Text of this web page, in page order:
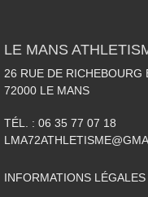
LE MANS
26 RUE DE RICHEBOURG
72000 LE MANS
TÉL. : 06 35 77 07 18
INFORMATIONS LÉGALES